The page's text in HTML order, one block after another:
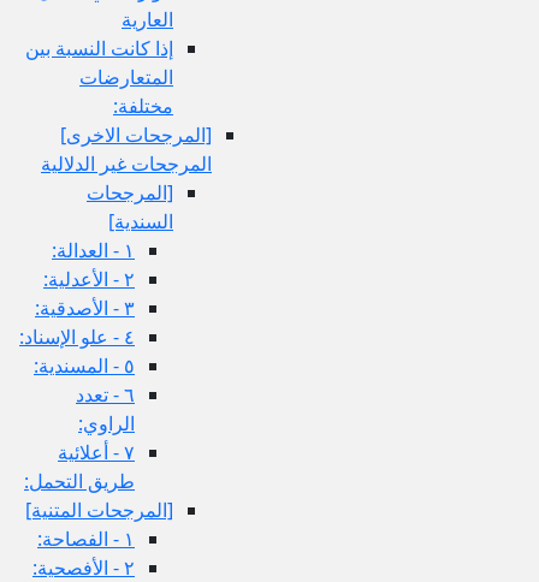
إذا كانت النسبة بين
المتعارضات
مختلفة:
[المرجحات الاخرى‏]
المرجحات غير الدلالية
[المرجحات
السندية]
٦ - تعدد
الراوي:
٧ - أعلائية
طريق التحمل:
[المرجحات المتنية]